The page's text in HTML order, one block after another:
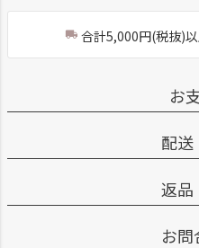
合計5,000円(税抜)
お
配送
返品
お問